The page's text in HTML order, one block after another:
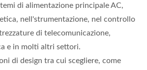
di alimentazione principale AC,
nell'strumentazione, nel controllo
di telecomunicazione,
e in molti altri settori.
di design tra cui scegliere, come